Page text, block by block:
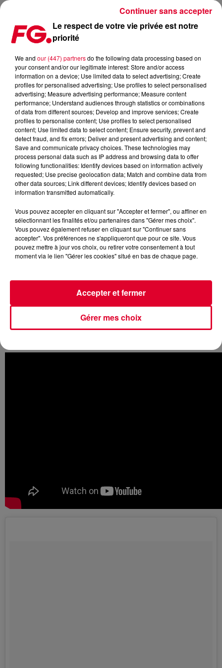
JULIAN PERRETTA & THE MAGICIAN : LE CLIP DE TIED UP !
Publié : 29 mai 2017 à 9h20 par La rédaction
C’est avec le DJ belgeThe MagicianqueJulian Perretta
du style Perretta, vous aimerez alors forcémentTied Upqui
devrait figurer, on imagine, sur un prochain album de l’artiste
britannique. Un opus pour lequel il semblerait queJulian
travaille de temps en temps avec
expliquerait les quelques photos postées par le chanteur de
Le respect de votre vie privée est notre
priorité
We and our (447) partnersdo the following data processing based on
your consent and/or our legitimate interest: Store and/or access
information on a device; Use limited data to select advertising; Create
profiles for personalised advertising; Use profiles to select personalised
advertising; Measure advertising performance; Measure content
performance; Understand audiences through statistics or combinations
of data from different sources; Develop and improve services; Create
profiles to personalise content; Use profiles to select personalised
content; Use limited data to select content; Ensure security, prevent and
detect fraud, and fix errors; Deliver and present advertising and content;
Save and communicate privacy choices. These technologies may
process personal data such as IP address and browsing data to offer
following functionalities: Identify devices based on information actively
requested; Use precise geolocation data; Match and combine data from
other data sources; Link different devices; Identify devices based on
information transmitted automatically.
Vous pouvez accepter en cliquant sur "Accepter et fermer", ou affiner en
sélectionnant les finalités et/ou partenaires dans "Gérer mes choix".
Vous pouvez également refuser en cliquant sur "Continuer sans
accepter". Vos préférences ne s'appliqueront que pour ce site. Vous
pouvez mettre à jour vos choix, ou retirer votre consentement à tout
moment via le lien "Gérer les cookies" situé en bas de chaque page.
Gérer mes choix
Accepter et fermer
Continuer sans accepter